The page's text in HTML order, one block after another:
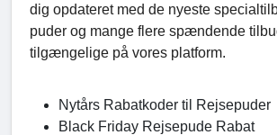
dig opdateret med de nyeste
puder og mange flere spændende
tilgængelige på vores platform.
Nytårs Rabatkoder til Rejsepuder
Black Friday Rejsepude Rabat